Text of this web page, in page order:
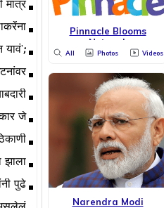
Pinnacle Blooms
Network
All Photos Videos
Narendra Modi